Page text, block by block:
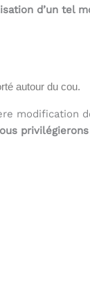
d’un tel
autour du cou.
modification